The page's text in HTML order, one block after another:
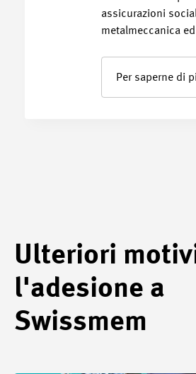
assicurazioni
metalmeccanica
Per saperne di
Ulteriori
l'adesione a
Swissmem